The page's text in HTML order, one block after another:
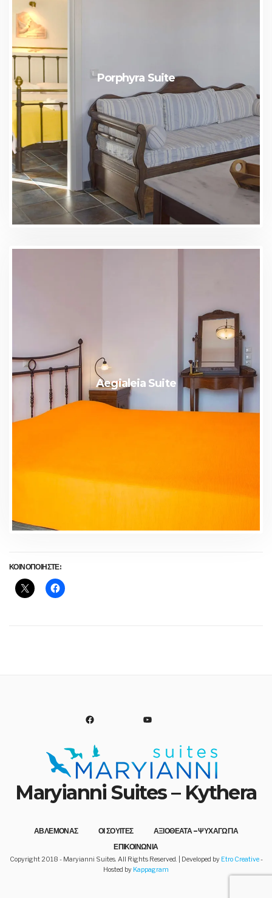
Porphyra Suite
Aegialeia Suite
ΚΟΙΝΟΠΟΙΗΣΤΕ:
Maryianni Suites – Kythera
ΑΒΛΕΜΟΝΑΣ ΟΙ ΣΟΥΙΤΕΣ
ΑΞΙΟΘΕΑΤΑ – ΨΥΧΑΓΩΓΙΑ
ΕΠΙΚΟΙΝΩΝΙΑ
Copyright 2018 - Maryianni Suites. All Rights Reserved. | Developed by Etro Creative-
Hosted by Kappagram